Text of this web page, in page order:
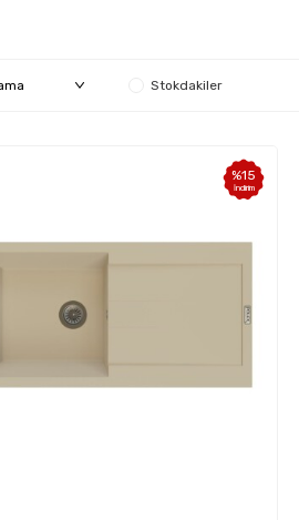
Stokdakiler
%15
İndirim